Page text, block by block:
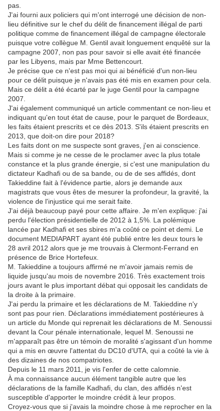
pas.
J'ai fourni aux policiers qui m'ont interrogé une décision de non-
lieu définitive sur le chef du délit de financement illégal de parti
politique comme de financement illégal de campagne électorale
puisque votre collègue M. Gentil avait longuement enquêté sur la
campagne 2007, non pas pour savoir si elle avait été financée
par les Libyens, mais par Mme Bettencourt.
Je précise que ce n'est pas moi qui ai bénéficié d'un non-lieu
pour ce délit puisque je n'avais pas été mis en examen pour cela.
Mais ce délit a été écarté par le juge Gentil pour la campagne
2007.
J'ai également communiqué un article commentant ce non-lieu et
indiquant qu'en tout état de cause, pour le parquet de Bordeaux,
les faits étaient prescrits et ce dès 2013. S'ils étaient prescrits en
2013, que doit-on dire pour 2018?
Les faits dont on me suspecte sont graves, j'en ai conscience.
Mais si comme je ne cesse de le proclamer avec la plus totale
constance et la plus grande énergie, si c'est une manipulation du
dictateur Kadhafi ou de sa bande, ou de de ses affidés, dont
Takieddine fait à l'évidence partie, alors je demande aux
magistrats que vous êtes de mesurer la profondeur, la gravité, la
violence de l'injustice qui me serait faite.
J'ai déjà beaucoup payé pour cette affaire. Je m'en explique: j'ai
perdu l'élection présidentielle de 2012 à 1,5%. La polémique
lancée par Kadhafi et ses sbires m'a coûté ce point et demi. Le
document MEDIAPART ayant été publié entre les deux tours le
28 avril 2012 alors que je me trouvais à Clermont-Ferrand en
présence de Brice Hortefeux.
M. Takieddine a toujours affirmé ne m'avoir jamais remis de
liquide jusqu'au mois de novembre 2016. Très exactement trois
jours avant le plus important débat qui opposait les candidats de
la droite à la primaire.
J'ai perdu la primaire et les déclarations de M. Takieddine n'y
sont pas pour rien. Déclarations immédiatement postérieures à
un article du Monde qui reprenait les déclarations de M. Senoussi
devant la Cour pénale internationale, lequel M. Senoussi ne
m'apparaît pas être un témoin de moralité s'agissant d'un homme
qui a mis en œuvre l'attentat du DC10 d'UTA, qui a coûté la vie à
des dizaines de nos compatriotes.
Depuis le 11 mars 2011, je vis l'enfer de cette calomnie.
À ma connaissance aucun élément tangible autre que les
déclarations de la famille Kadhafi, du clan, des affidés n'est
susceptible d'apporter le moindre crédit à leur propos.
Croyez-vous que si j'avais la moindre chose à me reprocher en la